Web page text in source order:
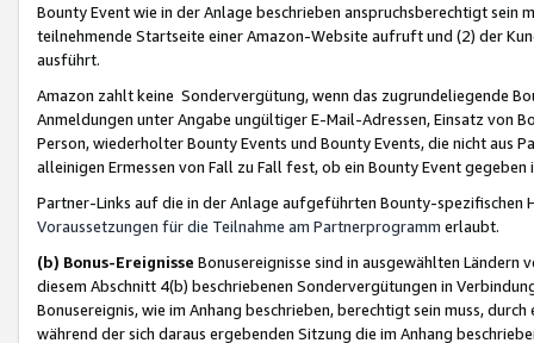
Bounty Event wie in der Anlage beschrieben anspruchsberechtigt sein
teilnehmende Startseite einer Amazon-Website aufruft und (2) der
ausführt.
Amazon zahlt keine Sondervergütung, wenn das zugrundeliegende
Anmeldungen unter Angabe ungültiger E-Mail-Adressen, Einsatz von
Person, wiederholter Bounty Events und Bounty Events, die nicht
alleinigen Ermessen von Fall zu Fall fest, ob ein Bounty Event
Partner-Links auf die in der Anlage aufgeführten Bounty-spezifischen
Voraussetzungen für die Teilnahme am Partnerprogramm erlaubt.
(b) Bonus-Ereignisse Bonusereignisse sind in ausgewählten Ländern
diesem Abschnitt 4(b) beschriebenen Sondervergütungen in
Bonusereignis, wie im Anhang beschrieben, berechtigt sein muss,
während der sich daraus ergebenden Sitzung die im Anhang